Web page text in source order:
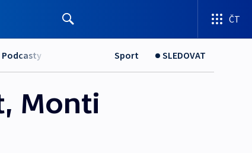
ČT
Podcasty Sport SLEDOVAT
Monti